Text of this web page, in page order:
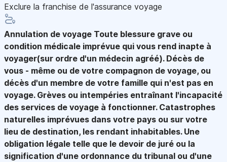
Exclure la franchise de l'assurance voyage
Annulation de voyage Toute blessure grave ou
condition médicale imprévue qui vous rend inapte à
voyager(sur ordre d'un médecin agréé). Décès de
vous - même ou de votre compagnon de voyage, ou
décès d'un membre de votre famille qui n'est pas en
voyage. Grèves ou intempéries entraînant l'incapacité
des services de voyage à fonctionner. Catastrophes
naturelles imprévues dans votre pays ou sur votre
lieu de destination, les rendant inhabitables. Une
obligation légale telle que le devoir de juré ou la
signification d'une ordonnance du tribunal ou d'une